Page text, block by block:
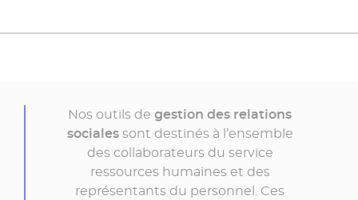
Nos outils de gestion des relations
socialessont destinés à l’ensemble
des collaborateurs du service
ressources humaines et des
représentants du personnel. Ces